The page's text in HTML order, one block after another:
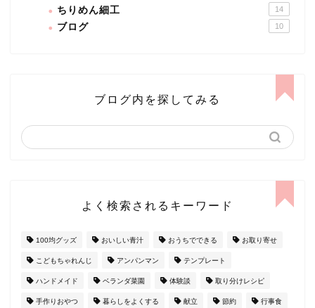
ちりめん細工 14
ブログ 10
ブログ内を探してみる
よく検索されるキーワード
100均グッズ おいしい青汁 おうちでできる お取り寄せ
こどもちゃれんじ アンパンマン テンプレート
ハンドメイド ベランダ菜園 体験談 取り分けレシピ
手作りおやつ 暮らしをよくする 献立 節約 行事食